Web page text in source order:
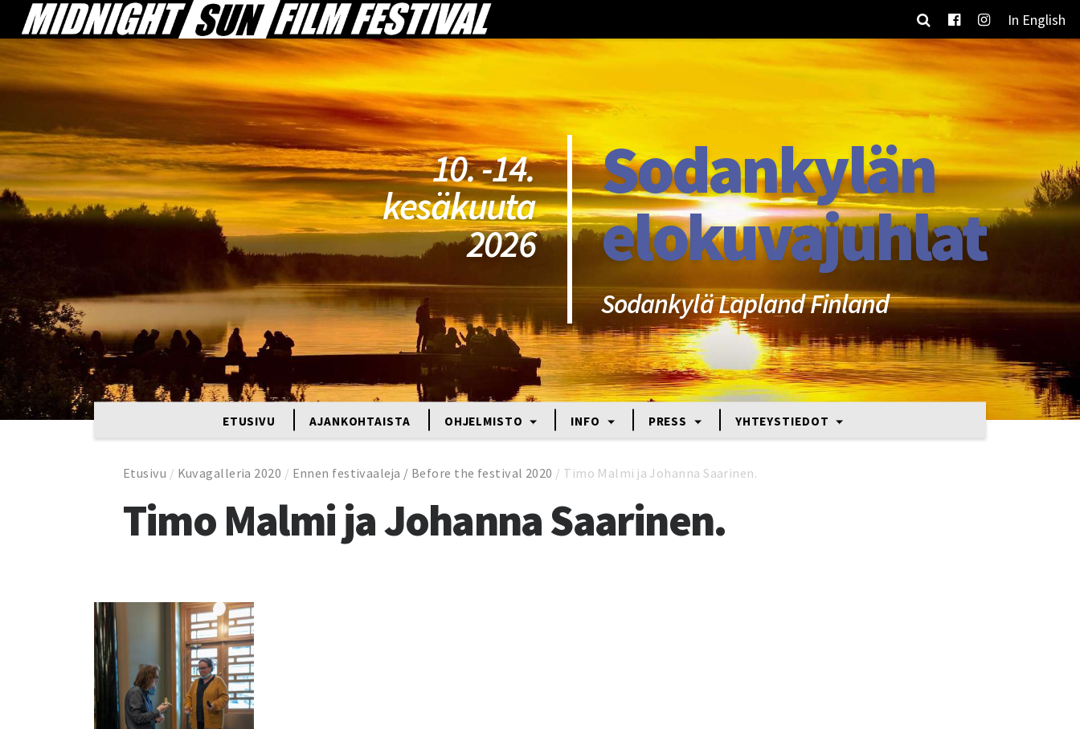
In English
10. -14.
kesäkuuta
2026
Sodankylän
elokuvajuhlat
Sodankylä Lapland Finland
ETUSIVU AJANKOHTAISTA OHJELMISTO INFO PRESS YHTEYSTIEDOT
Etusivu / Kuvagalleria 2020 / Ennen festivaaleja / Before the festival 2020 / Timo Malmi ja Johanna Saarinen.
Timo Malmi ja Johanna Saarinen.